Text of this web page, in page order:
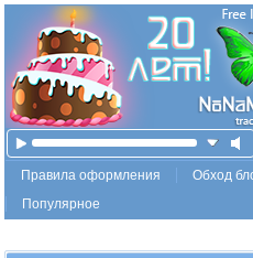
Правила оформления
Обход
Популярное